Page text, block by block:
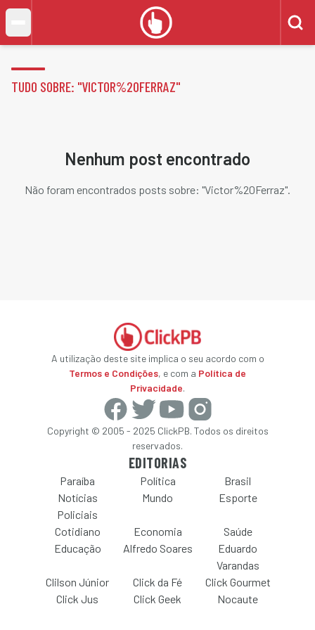
TUDO SOBRE: "VICTOR%20FERRAZ"
Nenhum post encontrado
Não foram encontrados posts sobre: "Victor%20Ferraz".
A utilização deste site implica o seu acordo com o
Termos e Condições, e com a Política de
Privacidade.
Copyright © 2005 - 2025 ClickPB. Todos os direitos
reservados.
EDITORIAS
Paraíba Política
Brasil
Notícias
Policiais
Mundo Esporte
Cotidiano Economia
Saúde
Educação
Alfredo Soares
Eduardo
Varandas
Clilson Júnior
Click da Fé
Click Gourmet
Click Jus
Click Geek Nocaute